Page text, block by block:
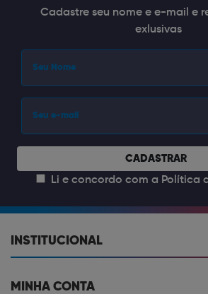
Cadastre seu nome e e-mail e
exlusivas
CADASTRAR
Li e concordo com a Política
INSTITUCIONAL
MINHA CONTA